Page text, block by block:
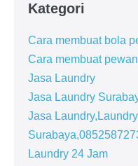
Kategori
Cara membuat bola
Cara membuat
Jasa Laundry
Jasa Laundry
Jasa
Laundry 24 Jam